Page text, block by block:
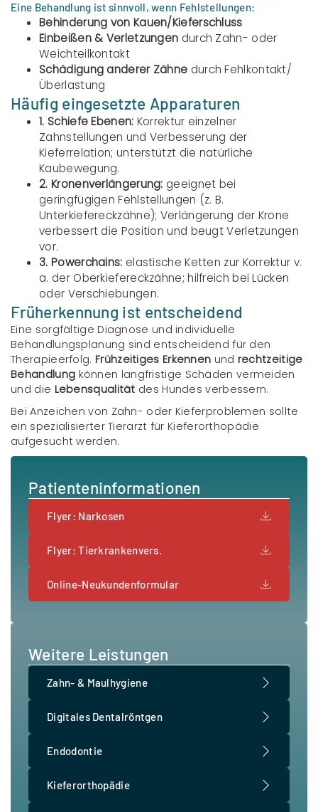
Weitere Leistungen
Zahn- & Maulhygiene
Digitales Dentalröntgen
Endodontie
Kieferorthopädie
Patienteninformationen
Flyer: Narkosen
Flyer: Tierkrankenvers.
Online-Neukundenformular
Eine Behandlung ist sinnvoll, wenn Fehlstellungen:
Behinderung von Kauen/Kieferschluss
Einbeißen & Verletzungen durch Zahn- oder
Weichteilkontakt
Schädigung anderer Zähne durch Fehlkontakt/
Überlastung
Häufig eingesetzte Apparaturen
1. Schiefe Ebenen: Korrektur einzelner
Zahnstellungen und Verbesserung der
Kieferrelation; unterstützt die natürliche
Kaubewegung.
2. Kronenverlängerung: geeignet bei
geringfügigen Fehlstellungen (z. B.
Unterkiefereckzähne); Verlängerung der Krone
verbessert die Position und beugt Verletzungen
vor.
3. Powerchains: elastische Ketten zur Korrektur v.
a. der Oberkiefereckzähne; hilfreich bei Lücken
oder Verschiebungen.
Früherkennung ist entscheidend
Eine sorgfältige Diagnose und individuelle
Behandlungsplanung sind entscheidend für den
Therapieerfolg. Frühzeitiges Erkennen und rechtzeitige
Behandlung können langfristige Schäden vermeiden
und die Lebensqualität des Hundes verbessern.
Bei Anzeichen von Zahn- oder Kieferproblemen sollte
ein spezialisierter Tierarzt für Kieferorthopädie
aufgesucht werden.